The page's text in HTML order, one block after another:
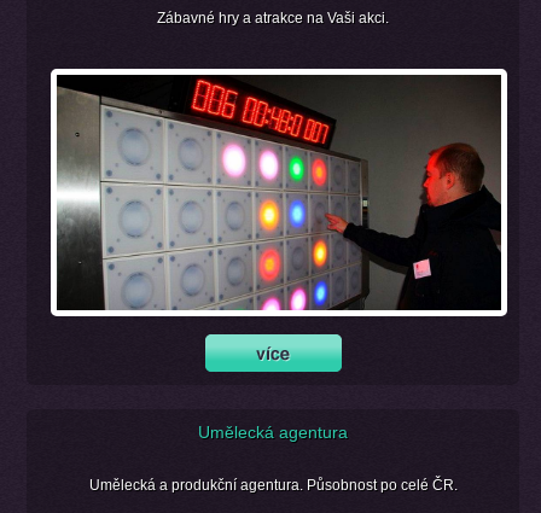
Zábavné hry a atrakce na Vaši akci.
Umělecká agentura
Umělecká a produkční agentura. Působnost po celé ČR.